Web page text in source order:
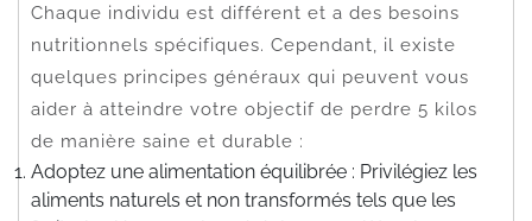
Chaque individu est différent et a des besoins
nutritionnels spécifiques. Cependant, il existe
quelques principes généraux qui peuvent vous
aider à atteindre votre objectif de perdre 5 kilos
de manière saine et durable :
Adoptez une alimentation équilibrée : Privilégiez les
aliments naturels et non transformés tels que les